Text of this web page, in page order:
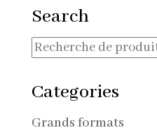
90,00€
Search
Recherche
Categories
Grands formats